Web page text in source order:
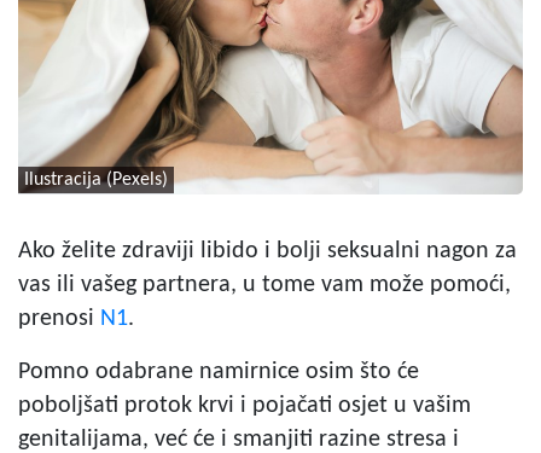
Ilustracija (Pexels)
Ako želite zdraviji libido i bolji seksualni nagon za
vas ili vašeg partnera, u tome vam može pomoći,
prenosi N1.
Pomno odabrane namirnice osim što će
poboljšati protok krvi i pojačati osjet u vašim
genitalijama, već će i smanjiti razine stresa i